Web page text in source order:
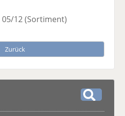
05/12(Sortiment)
Zurück